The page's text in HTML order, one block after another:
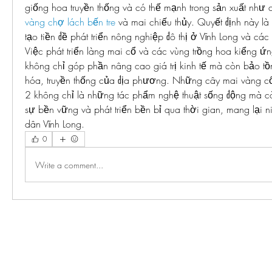
giống hoa truyền thống và có thế mạnh trong sản xuất
vàng chợ lách bến tre và mai chiếu thủy. Quyết định này
tạo tiền đề phát triển nông nghiệp đô thị ở Vĩnh Long và
Việc phát triển làng mai cổ và các vùng trồng hoa kiểng
không chỉ góp phần nâng cao giá trị kinh tế mà còn bảo
hóa, truyền thống của địa phương. Những cây mai vàng
2 không chỉ là những tác phẩm nghệ thuật sống động mà
sự bền vững và phát triển bền bỉ qua thời gian, mang lại
dân Vĩnh Long.
0
Write a comment...